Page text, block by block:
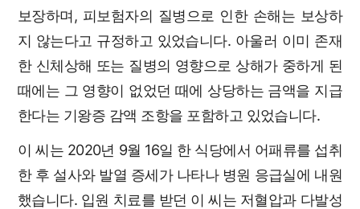
보장하며, 피보험자의 질병으로 인한 손해는 보상하
지 않는다고 규정하고 있었습니다. 아울러 이미 존재
한 신체상해 또는 질병의 영향으로 상해가 중하게 된
때에는 그 영향이 없었던 때에 상당하는 금액을 지급
한다는 기왕증 감액 조항을 포함하고 있었습니다.
이 씨는 2020년 9월 16일 한 식당에서 어패류를 섭취
한 후 설사와 발열 증세가 나타나 병원 응급실에 내원
했습니다. 입원 치료를 받던 이 씨는 저혈압과 다발성